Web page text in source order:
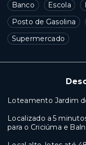
Banco Escola
Posto de Gasolina
Supermercado
Loteamento Jardim
Localizado a 5
para o Criciúma e